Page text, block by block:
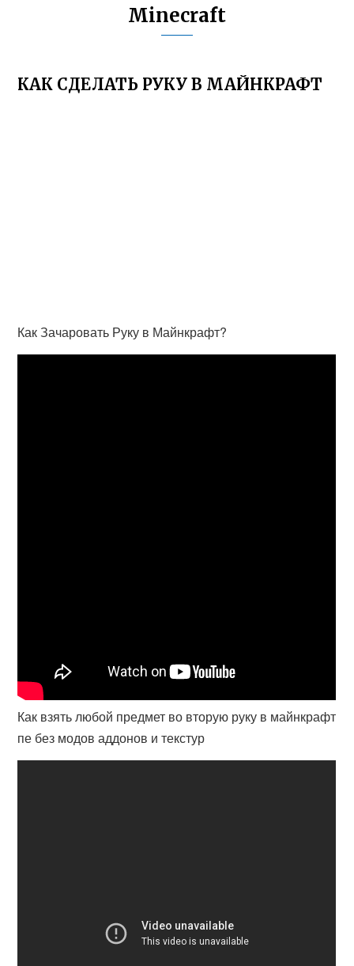
Minecraft
КАК СДЕЛАТЬ РУКУ В МАЙНКРАФТ
Как Зачаровать Руку в Майнкрафт?
Как взять любой предмет во вторую руку в майнкрафт
пе без модов аддонов и текстур